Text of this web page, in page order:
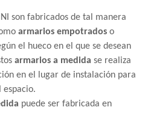
son fabricados de tal manera
armarios empotrados o
el hueco en el que se desean
armarios a medida se realiza
en el lugar de instalación para
puede ser fabricada en